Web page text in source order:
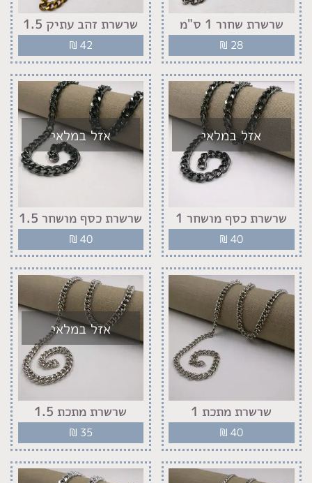
שרשרת שחור 1 ס"מ
₪ 28
שרשרת זהב עתיק 1.5
₪ 42
אזל במלאי
שרשרת כסף מושחר 1
₪ 40
אזל במלאי
שרשרת כסף מושחר 1.5
₪ 40
שרשרת מתכת 1
₪ 40
אזל במלאי
שרשרת מתכת 1.5
₪ 35